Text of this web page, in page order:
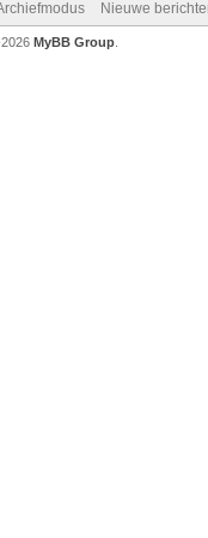
Nieuwe
MyBB Group.